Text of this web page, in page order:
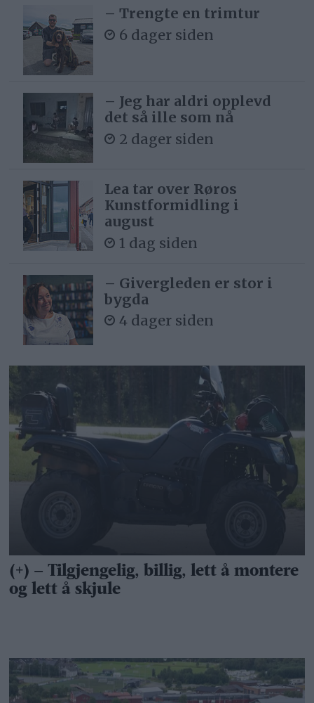
– Trengte en trimtur
6 dager siden
– Jeg har aldri opplevd
det så ille som nå
2 dager siden
Lea tar over Røros
Kunstformidling i
august
1 dag siden
– Givergleden er stor i
bygda
4 dager siden